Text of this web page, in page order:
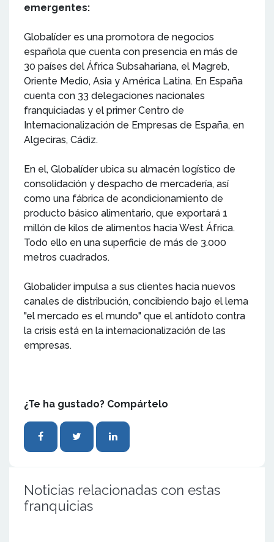
emergentes:
Globalíder es una promotora de negocios
española que cuenta con presencia en más de
30 países del África Subsahariana, el Magreb,
Oriente Medio, Asia y América Latina. En España
cuenta con 33 delegaciones nacionales
franquiciadas y el primer Centro de
Internacionalización de Empresas de España, en
Algeciras, Cádiz.
En el, Globalíder ubica su almacén logístico de
consolidación y despacho de mercadería, así
como una fábrica de acondicionamiento de
producto básico alimentario, que exportará 1
millón de kilos de alimentos hacia West África.
Todo ello en una superficie de más de 3.000
metros cuadrados.
Globalider impulsa a sus clientes hacia nuevos
canales de distribución, concibiendo bajo el lema
"el mercado es el mundo" que el antídoto contra
la crisis está en la internacionalización de las
empresas.
¿Te ha gustado? Compártelo
Noticias relacionadas con estas
franquicias